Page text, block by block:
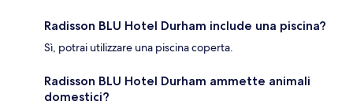
Radisson BLU Hotel Durham include una piscina?
Sì, potrai utilizzare una piscina coperta.
Radisson BLU Hotel Durham ammette animali
domestici?